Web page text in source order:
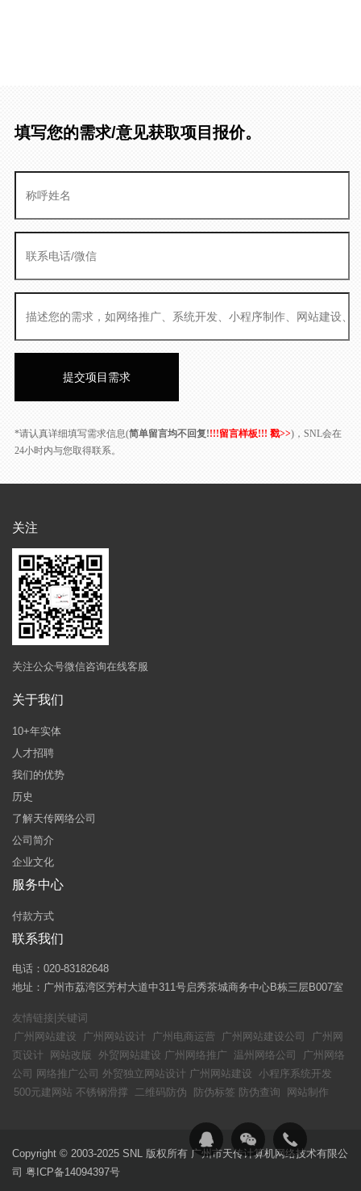
填写您的需求/意见获取项目报价。
*请认真详细填写需求信息(简单留言均不回复!!!!留言样板!!! 戳>>)，SNL会在
24小时内与您取得联系。
关注
关注公众号微信咨询在线客服
关于我们
10+年实体
人才招聘
我们的优势
历史
了解天传网络公司
公司简介
企业文化
服务中心
付款方式
联系我们
电话：020-83182648
地址：广州市荔湾区芳村大道中311号启秀茶城商务中心B栋三层B007室
友情链接|关键词
广州网站建设
广州网站设计 广州电商运营 广州网站建设公司
广州网
页设计
网站改版 外贸网站建设 广州网络推广 温州网络公司
广州网络
公司 网络推广公司 外贸独立网站设计 广州网站建设 小程序系统开发
500元建网站 不锈钢滑撑 二维码防伪 防伪标签 防伪查询 网站制作
Copyright © 2003-2025 SNL 版权所有 广州市天传计算机网络技术有限公
司 粤ICP备14094397号